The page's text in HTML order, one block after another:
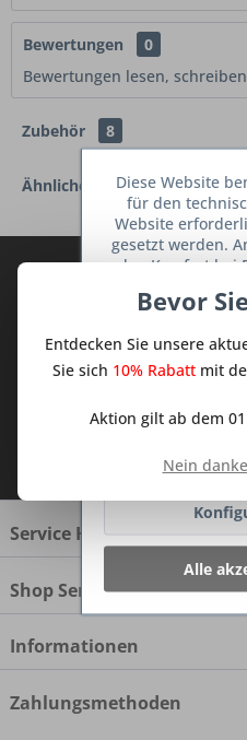
Bewertungen
0
Bewertungen lesen,
Zubehör 8
Ähnliche Artikel
Abonnieren Sie den
TraumKüche
Sie keine Neuigkeit
dem Traum Küchen -
zur Kenntnis
Service Hotline
Shop Service
Informationen
Zahlungsmethoden
Bevor
Entdecken Sie unsere
Sie sich 10% Rabattmit
Aktion gilt ab dem
Nein
Diese Website
für den
Website
gesetzt werden.
den Komfort bei
dienen oder
Netzwerken
werden nur mit
Alle